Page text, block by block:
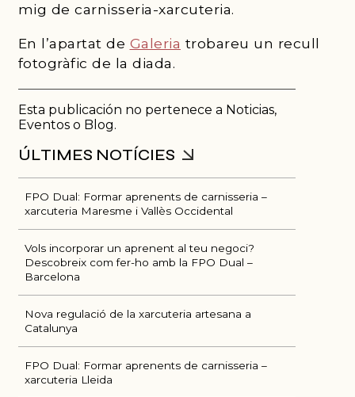
mig de carnisseria-xarcuteria.
En l’apartat de Galeria trobareu un recull
fotogràfic de la diada.
Esta publicación no pertenece a Noticias,
Eventos o Blog.
FPO Dual: Formar aprenents de carnisseria –
xarcuteria Maresme i Vallès Occidental
Vols incorporar un aprenent al teu negoci?
Descobreix com fer-ho amb la FPO Dual –
Barcelona
Nova regulació de la xarcuteria artesana a
Catalunya
FPO Dual: Formar aprenents de carnisseria –
xarcuteria Lleida